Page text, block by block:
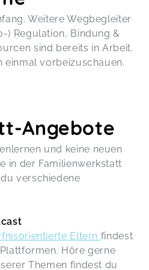
Weitere Wegbegleiter
) Regulation, Bindung &
sind bereits in Arbeit.
einmal vorbeizuschauen.
Angebote
und keine neuen
in der Familienwerkstatt
verschiedene
Eltern findest
Höre gerne
Themen findest du